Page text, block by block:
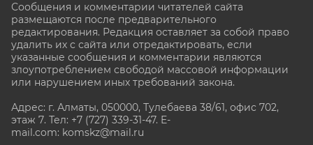
Сообщения и комментарии читателей сайта
размещаются после предварительного
редактирования. Редакция оставляет за собой право
удалить их с сайта или отредактировать, если
указанные сообщения и комментарии являются
злоупотреблением свободой массовой информации
или нарушением иных требований закона.
Адрес: г. Алматы, 050000, Тулебаева 38/61, офис 702,
этаж 7. Тел: +7 (727) 339-31-47. E-
mail.com: komskz@mail.ru